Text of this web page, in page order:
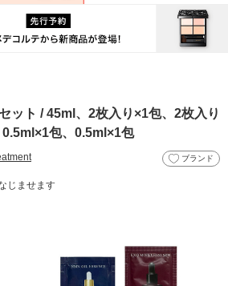
ット / 45ml、2枚入り×1包、2枚入り
包、0.5ml×1包
ブランド
じませます